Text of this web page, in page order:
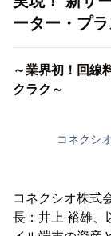
ーター・プ
～業界初！回線
クラク～
コネクシ
コネクシオ株式
長：井上 裕雄、